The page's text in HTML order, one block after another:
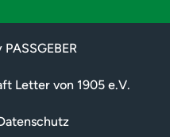
PASSGEBER
Letter von 1905 e.V.